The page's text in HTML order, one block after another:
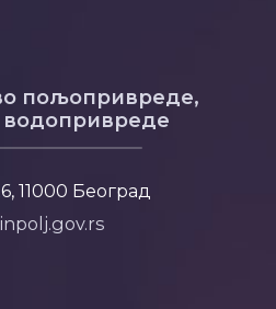
пољопривреде,
11000 Београд